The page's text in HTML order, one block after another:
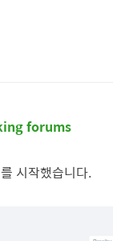
forums
시작했습니다.